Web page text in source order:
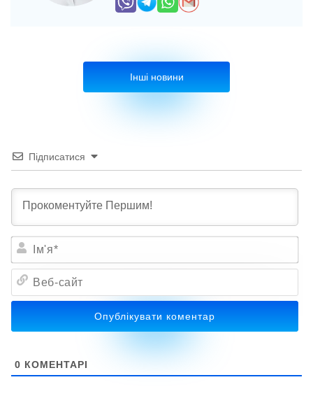
Інші новини
Підписатися
0 КОМЕНТАРІ